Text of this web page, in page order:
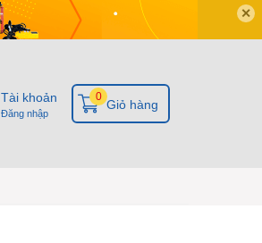
✕
Tài khoản
Đăng nhập
Giỏ hàng
0